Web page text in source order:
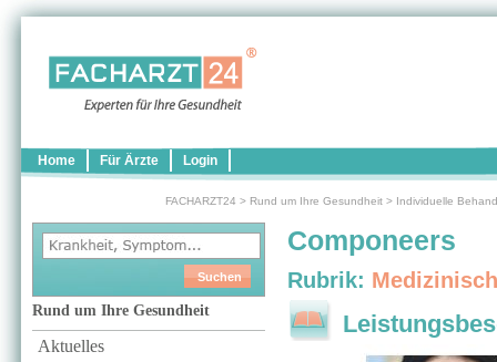
Home Für Ärzte Login
FACHARZT24 > Rund um Ihre Gesundheit > Individuelle
Rund um Ihre Gesundheit
Aktuelles
Componeers
Rubrik: